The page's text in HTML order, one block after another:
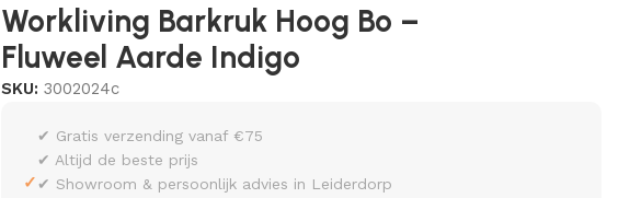
Workliving Barkruk Hoog Bo –
Fluweel Aarde Indigo
SKU:3002024c
✓
✔ Gratis verzending vanaf €75
✔ Altijd de beste prijs
✔ Showroom & persoonlijk advies in Leiderdorp